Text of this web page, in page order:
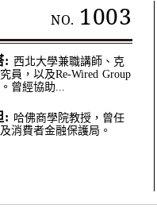
NO. 1003
: 西北大學兼職講師、克
員，以及Re-Wired Group
曾經協助...
: 哈佛商學院教授，曾任
消費者金融保護局。